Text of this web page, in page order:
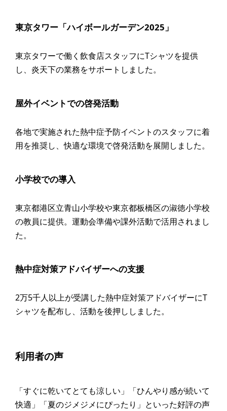
東京タワー「ハイボールガーデン2025」
東京タワーで働く飲食店スタッフにTシャツを提供
し、炎天下の業務をサポートしました。
屋外イベントでの啓発活動
各地で実施された熱中症予防イベントのスタッフに着
用を推奨し、快適な環境で啓発活動を展開しました。
小学校での導入
東京都港区立青山小学校や東京都板橋区の淑徳小学校
の教員に提供。運動会準備や課外活動で活用されまし
た。
熱中症対策アドバイザーへの支援
2万5千人以上が受講した熱中症対策アドバイザーにT
シャツを配布し、活動を後押ししました。
利用者の声
「すぐに乾いてとても涼しい」「ひんやり感が続いて
快適」「夏のジメジメにぴったり」といった好評の声